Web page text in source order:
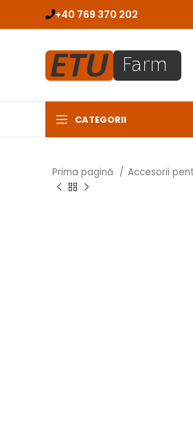
+40 769 370 202
CATEGORII
Prima pagină Accesorii